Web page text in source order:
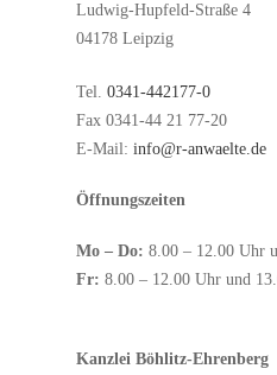
Ludwig-Hupfeld-Straße 4
04178 Leipzig
Tel. 0341-442177-0
Fax 0341-44 21 77-20
E-Mail: info@r-anwaelte.de
Öffnungszeiten
Mo – Do: 8.00 – 12.00 Uhr
Fr: 8.00 – 12.00 Uhr und
Kanzlei Böhlitz-Ehrenberg